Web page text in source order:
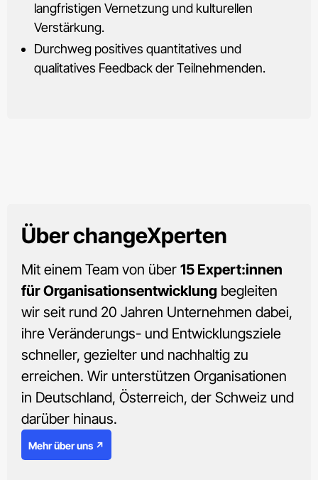
langfristigen Vernetzung und kulturellen
Verstärkung.
Durchweg positives quantitatives und
qualitatives Feedback der Teilnehmenden.
ÜberchangeXperten
Mit einem Team von über 15 Expert:innen
für Organisationsentwicklung begleiten
wir seit rund 20 Jahren Unternehmen dabei,
ihre Veränderungs- und Entwicklungsziele
schneller, gezielter und nachhaltig zu
erreichen. Wir unterstützen Organisationen
in Deutschland, Österreich, der Schweiz und
darüber hinaus.
Mehr über uns ↗